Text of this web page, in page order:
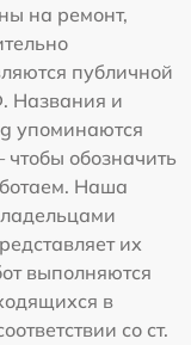
на ремонт,
публичной
Названия и
упоминаются
обозначить
Наша
их
выполняются
в
со ст.